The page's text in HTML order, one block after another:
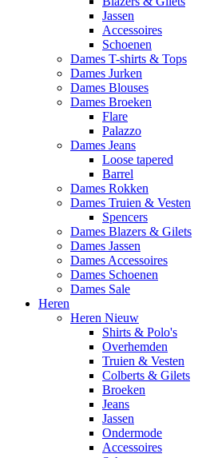
Jassen
Accessoires
Schoenen
Dames T-shirts & Tops
Dames Jurken
Dames Blouses
Dames Broeken
Flare
Palazzo
Dames Jeans
Loose tapered
Barrel
Dames Rokken
Dames Truien & Vesten
Spencers
Dames Blazers & Gilets
Dames Jassen
Dames Accessoires
Dames Schoenen
Dames Sale
Heren
Heren Nieuw
Shirts & Polo's
Overhemden
Truien & Vesten
Colberts & Gilets
Broeken
Jeans
Jassen
Ondermode
Accessoires